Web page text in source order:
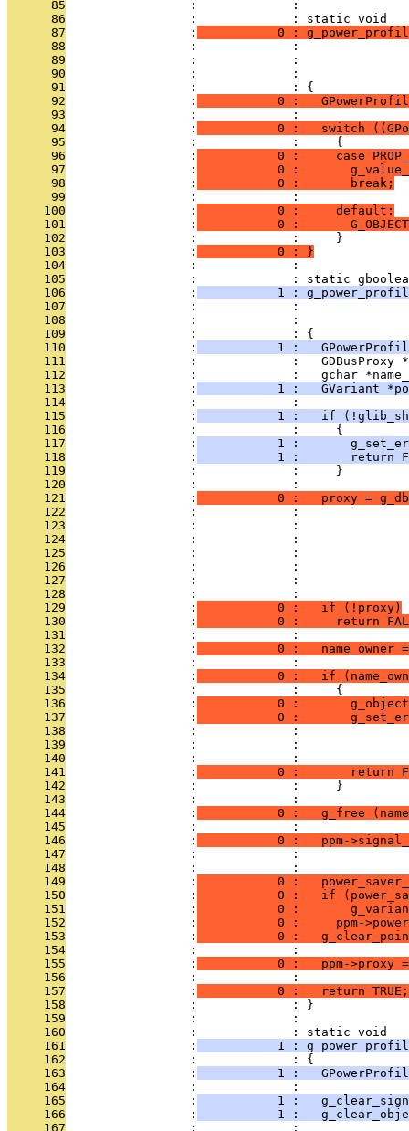
      85
                 :             :
      86
                 :             : static void
      87
                 :
0 :
      88
:             :
      89
:             :
      90
:             :
      91
                 :             : {
      92
                 :
0 :
      93
                 :             :
      94
                 :
0 :   switch
      95
                 :             :     {
      96
                 :
0 :     case
      97
                 :
0 :
      98
                 :
           0 :       break;
      99
                 :             :
     100
                 :
           0 :     default:
     101
                 :
0 :
     102
                 :             :     }
     103
                 :
           0 : }
     104
                 :             :
     105
:             : static
     106
                 :
1 :
     107
:             :
     108
:             :
     109
                 :             : {
     110
                 :
1 :
     111
:             :   GDBusProxy
     112
:             :   gchar
     113
                 :
1 :   GVariant
     114
                 :             :
     115
                 :
1 :   if
     116
                 :             :     {
     117
                 :
1 :
     118
                 :
1 :       return
     119
                 :             :     }
     120
                 :             :
     121
                 :
0 :   proxy =
     122
:             :
     123
:             :
     124
:             :
     125
:             :
     126
:             :
     127
:             :
     128
:             :
     129
                 :
           0 :   if (!proxy)
     130
                 :
0 :     return
     131
                 :             :
     132
                 :
0 :   name_owner
     133
                 :             :
     134
                 :
0 :   if
     135
                 :             :     {
     136
                 :
0 :
     137
                 :
0 :
     138
:             :
     139
:             :
     140
:             :
     141
                 :
0 :       return
     142
                 :             :     }
     143
                 :             :
     144
                 :
0 :   g_free
     145
                 :             :
     146
                 :
0 :   ppm-
     147
:             :
     148
                 :             :
     149
                 :
0 :
     150
                 :
0 :   if
     151
                 :
0 :
     152
                 :
0 :     ppm-
     153
                 :
0 :
     154
                 :             :
     155
                 :
0 :   ppm->proxy
     156
                 :             :
     157
                 :
           0 :   return TRUE;
     158
                 :             : }
     159
                 :             :
     160
                 :             : static void
     161
                 :
1 :
     162
                 :             : {
     163
                 :
1 :
     164
                 :             :
     165
                 :
1 :
     166
                 :
1 :
     167
                 :             :